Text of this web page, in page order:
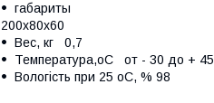
габариты
200х80х60
Вес, кг 0,7
Температура,оС от - 30 до + 45
Вологість при 25 оС, % 98